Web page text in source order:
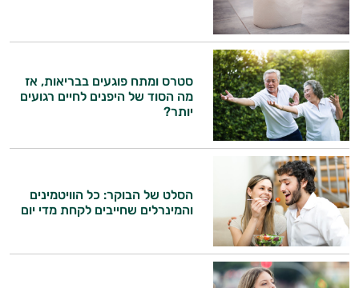
סטרס ומתח פוגעים בבריאות, אז
מה הסוד של היפנים לחיים רגועים
יותר?
הסלט של הבוקר: כל הוויטמינים
והמינרלים שחייבים לקחת מדי יום
היי,
אני יועץ הבריאות האישי AI של טבע בריא.